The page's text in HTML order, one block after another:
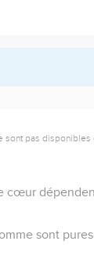
sont pas disponibles
cœur
sont